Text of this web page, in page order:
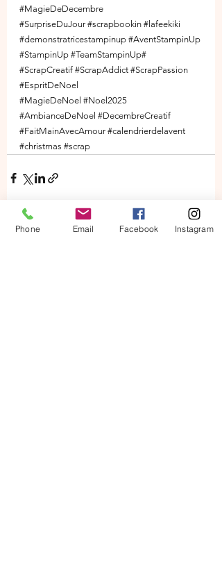
#MagieDeDecembre
#SurpriseDuJour #scrapbookin #lafeekiki
#demonstratricestampinup #AventStampinUp
#StampinUp #TeamStampinUp#
#ScrapCreatif #ScrapAddict #ScrapPassion
#EspritDeNoel
#MagieDeNoel #Noel2025
#AmbianceDeNoel #DecembreCreatif
#FaitMainAvecAmour #calendrierdelavent
#christmas #scrap
Phone Email Facebook Instagram